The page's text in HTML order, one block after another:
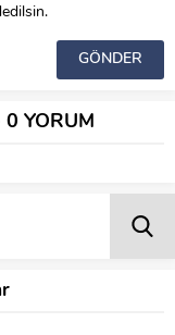
0 YORUM